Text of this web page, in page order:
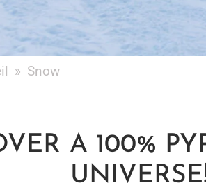
» Snow
A 100%